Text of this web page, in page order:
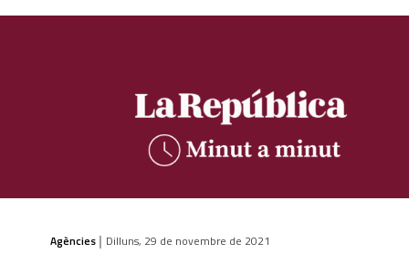
Agències | Dilluns, 29 de novembre de 2021